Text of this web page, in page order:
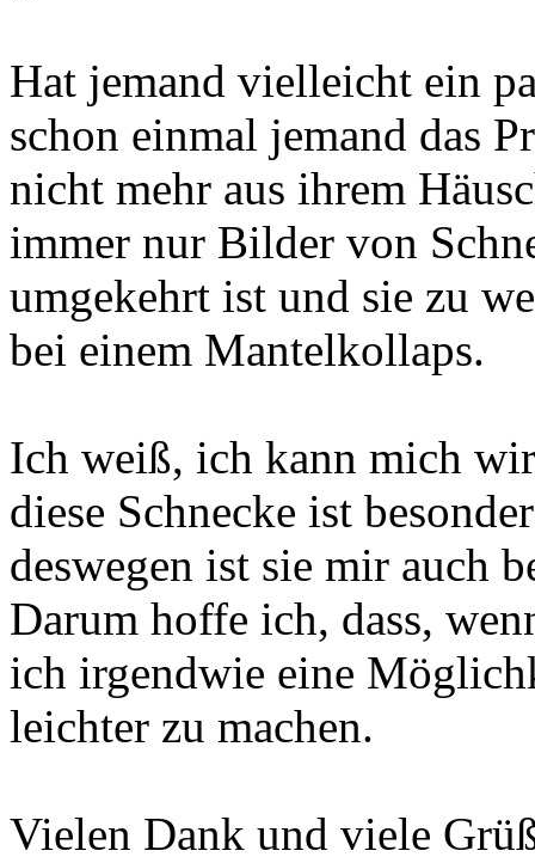
Hat jemand vielleicht ein
schon einmal jemand das
nicht mehr aus ihrem
immer nur Bilder von
umgekehrt ist und sie zu
bei einem Mantelkollaps.
Ich weiß, ich kann mich
diese Schnecke ist
deswegen ist sie mir auch
Darum hoffe ich, dass,
ich irgendwie eine
leichter zu machen.
Vielen Dank und viele